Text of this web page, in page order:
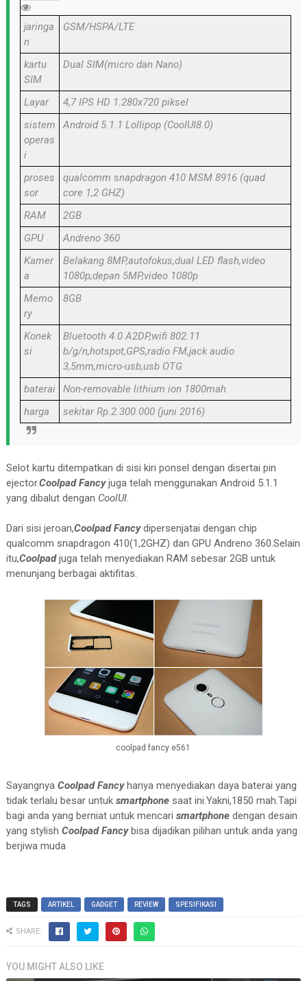
jaringa
n
GSM/HSPA/LTE
kartu
SIM
Dual SIM(micro dan Nano)
Layar
4,7 IPS HD 1.280x720 piksel
sistem
operas
i
Android 5.1.1 Lollipop (CoolUI8.0)
proses
sor
qualcomm snapdragon 410 MSM 8916 (quad
core 1,2 GHZ)
RAM
2GB
GPU
Andreno 360
Kamer
a
Belakang 8MP,autofokus,dual LED flash,video
1080p,depan 5MP,video 1080p
Memo
ry
8GB
Konek
si
Bluetooth 4.0 A2DP,wifi 802.11
b/g/n,hotspot,GPS,radio FM,jack audio
3,5mm,micro-usb,usb OTG
baterai
Non-removable lithium ion 1800mah
harga
sekitar Rp.2.300.000 (juni 2016)
Selot kartu ditempatkan di sisi kiri ponsel dengan disertai pin
ejector.Coolpad Fancyjuga telah menggunakan Android 5.1.1
yang dibalut dengan CoolUI.
Dari sisi jeroan,Coolpad Fancydipersenjatai dengan chip
qualcomm snapdragon 410(1,2GHZ) dan GPU Andreno 360.Selain
itu,Coolpadjuga telah menyediakan RAM sebesar 2GB untuk
menunjang berbagai aktifitas.
coolpad fancy e561
Sayangnya Coolpad Fancyhanya menyediakan daya baterai yang
tidak terlalu besar untuk smartphonesaat ini.Yakni,1850 mah.Tapi
bagi anda yang berniat untuk mencari smartphonedengan desain
yang stylish Coolpad Fancybisa dijadikan pilihan untuk anda yang
berjiwa muda
TAGS ARTIKEL GADGET REVIEW SPESIFIKASI
SHARE:
YOU MIGHT ALSO LIKE